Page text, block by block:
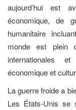
aujourd’hui est
économique, de
humanitaire
monde est plein
internationales
économique et
La guerre froide a
Les États-Unis se